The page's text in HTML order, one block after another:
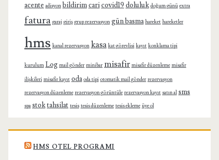
acente adisyon bildirimcaricovid19 doluluk doğum günü extra
fatura garaj giriş grup rezervasyon gün basma hareket hareketler
hms kanal rezervasyon kasa kat görevlisi kayıt konklama tipi
kurulum Log mail gönder minibar misafir misafir düzenleme misafir
ilişkileri misafir kayıt oda oda tipi otomatik mail gönder rezervasyon
rezervasyon düzenleme rezervasyon görüntüle rezervasyon kayıt satın al sms
spa stoktahsilat tesis tesis düzenleme tesis ekleme üye ol
HMS OTEL PROGRAMI